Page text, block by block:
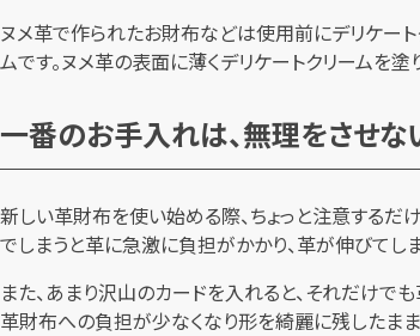
ヌメ革で作られたお財布などは使用前にデリケート
ムです。ヌメ革の表面に薄くデリケートクリームを塗
一番のお手入れは、無理をさせな
新しい革財布を使い始める際、ちょっと注意するだ
でしまうと革に急激に負担がかかり、革が伸びてし
また、あまり沢山のカードを入れると、それだけ
革財布への負担が少なくなり形を綺麗に残したまま